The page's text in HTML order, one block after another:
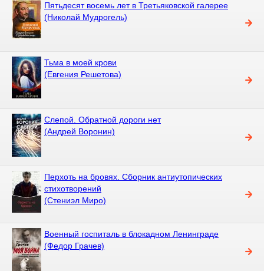
Пятьдесят восемь лет в Третьяковской галерее
(Николай Мудрогель)
Тьма в моей крови
(Евгения Решетова)
Слепой. Обратной дороги нет
(Андрей Воронин)
Перхоть на бровях. Сборник антиутопических
стихотворений
(Стениэл Миро)
Военный госпиталь в блокадном Ленинграде
(Федор Грачев)